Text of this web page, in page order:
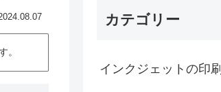
。
カテゴリー
インクジェットの印刷